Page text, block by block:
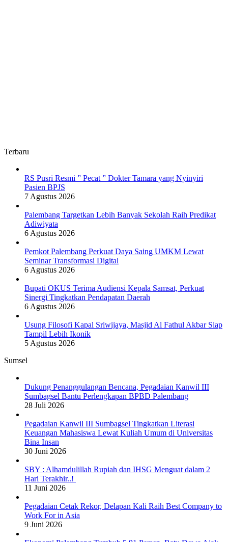
Terbaru
RS Pusri Resmi ” Pecat ” Dokter Tamara yang Nyinyiri
Pasien BPJS
7 Agustus 2026
Palembang Targetkan Lebih Banyak Sekolah Raih Predikat
Adiwiyata
6 Agustus 2026
Pemkot Palembang Perkuat Daya Saing UMKM Lewat
Seminar Transformasi Digital
6 Agustus 2026
Bupati OKUS Terima Audiensi Kepala Samsat, Perkuat
Sinergi Tingkatkan Pendapatan Daerah
6 Agustus 2026
Usung Filosofi Kapal Sriwijaya, Masjid Al Fathul Akbar Siap
Tampil Lebih Ikonik
5 Agustus 2026
Sumsel
Dukung Penanggulangan Bencana, Pegadaian Kanwil III
Sumbagsel Bantu Perlengkapan BPBD Palembang
28 Juli 2026
Pegadaian Kanwil III Sumbagsel Tingkatkan Literasi
Keuangan Mahasiswa Lewat Kuliah Umum di Universitas
Bina Insan
30 Juni 2026
SBY : Alhamdulillah Rupiah dan IHSG Menguat dalam 2
Hari Terakhir..!
11 Juni 2026
Pegadaian Cetak Rekor, Delapan Kali Raih Best Company to
Work For in Asia
9 Juni 2026